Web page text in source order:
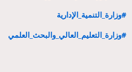
#وزارة_التنمية_الإدارية
#وزارة_التعليم_العالي_والبحث_العلمي